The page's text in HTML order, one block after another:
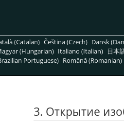
(Catalan) Čeština (Czech) Dansk
(Hungarian) Italiano (Italian) 日本
Portuguese) Română (Romanian)
3. Открытие